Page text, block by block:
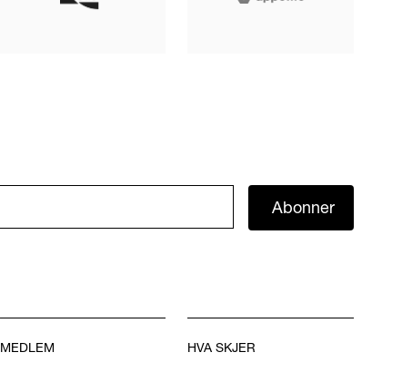
Abonner
MEDLEM HVA SKJER